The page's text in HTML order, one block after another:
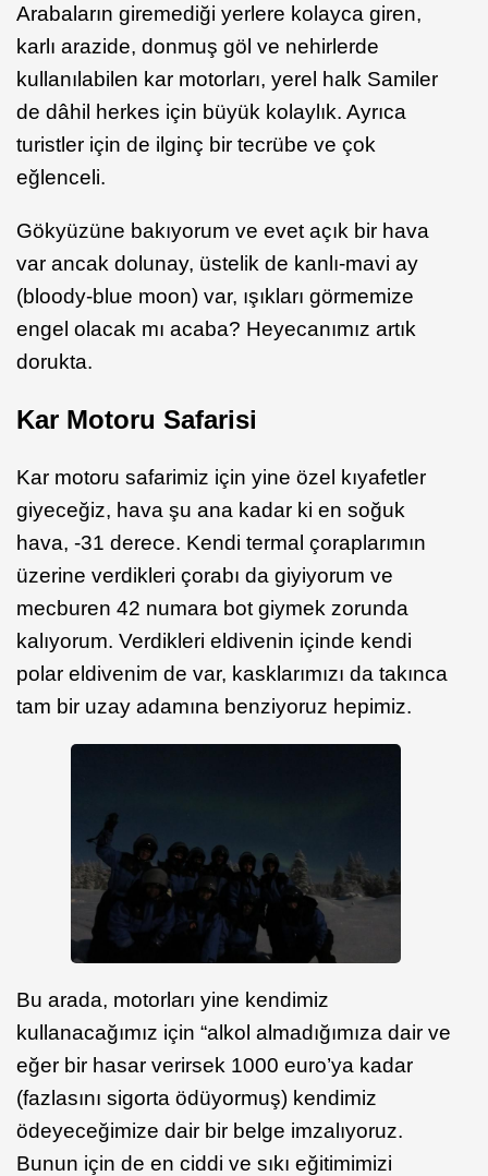
Arabaların giremediği yerlere kolayca giren,
karlı arazide, donmuş göl ve nehirlerde
kullanılabilen kar motorları, yerel halk Samiler
de dâhil herkes için büyük kolaylık. Ayrıca
turistler için de ilginç bir tecrübe ve çok
eğlenceli.
Gökyüzüne bakıyorum ve evet açık bir hava
var ancak dolunay, üstelik de kanlı-mavi ay
(bloody-blue moon) var, ışıkları görmemize
engel olacak mı acaba? Heyecanımız artık
dorukta.
Kar Motoru Safarisi
Kar motoru safarimiz için yine özel kıyafetler
giyeceğiz, hava şu ana kadar ki en soğuk
hava, -31 derece. Kendi termal çoraplarımın
üzerine verdikleri çorabı da giyiyorum ve
mecburen 42 numara bot giymek zorunda
kalıyorum. Verdikleri eldivenin içinde kendi
polar eldivenim de var, kasklarımızı da takınca
tam bir uzay adamına benziyoruz hepimiz.
Bu arada, motorları yine kendimiz
kullanacağımız için “alkol almadığımıza dair ve
eğer bir hasar verirsek 1000 euro’ya kadar
(fazlasını sigorta ödüyormuş) kendimiz
ödeyeceğimize dair bir belge imzalıyoruz.
Bunun için de en ciddi ve sıkı eğitimimizi